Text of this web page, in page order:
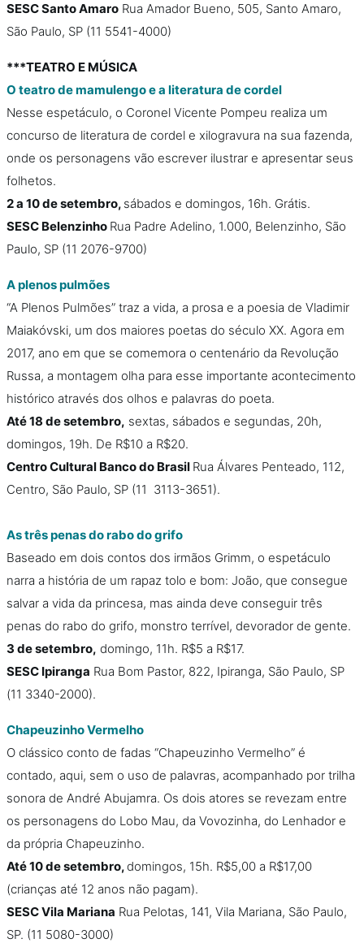
SESC Santo Amaro Rua Amador Bueno, 505, Santo Amaro,
São Paulo, SP (11 5541-4000)
***TEATRO E MÚSICA
O teatro de mamulengo e a literatura de cordel
Nesse espetáculo, o Coronel Vicente Pompeu realiza um
concurso de literatura de cordel e xilogravura na sua fazenda,
onde os personagens vão escrever ilustrar e apresentar seus
folhetos.
2 a 10 de setembro, sábados e domingos, 16h. Grátis.
SESC Belenzinho Rua Padre Adelino, 1.000, Belenzinho, São
Paulo, SP (11 2076-9700)
A plenos pulmões
“A Plenos Pulmões” traz a vida, a prosa e a poesia de Vladimir
Maiakóvski, um dos maiores poetas do século XX. Agora em
2017, ano em que se comemora o centenário da Revolução
Russa, a montagem olha para esse importante acontecimento
histórico através dos olhos e palavras do poeta.
Até 18 de setembro, sextas, sábados e segundas, 20h,
domingos, 19h. De R$10 a R$20.
Centro Cultural Banco do Brasil Rua Álvares Penteado, 112,
Centro, São Paulo, SP (11 3113-3651).
As três penas do rabo do grifo
Baseado em dois contos dos irmãos Grimm, o espetáculo
narra a história de um rapaz tolo e bom: João, que consegue
salvar a vida da princesa, mas ainda deve conseguir três
penas do rabo do grifo, monstro terrível, devorador de gente.
3 de setembro, domingo, 11h. R$5 a R$17.
SESC Ipiranga Rua Bom Pastor, 822, Ipiranga, São Paulo, SP
(11 3340-2000).
Chapeuzinho Vermelho
O clássico conto de fadas “Chapeuzinho Vermelho” é
contado, aqui, sem o uso de palavras, acompanhado por trilha
sonora de André Abujamra. Os dois atores se revezam entre
os personagens do Lobo Mau, da Vovozinha, do Lenhador e
da própria Chapeuzinho.
Até 10 de setembro,domingos, 15h. R$5,00 a R$17,00
(crianças até 12 anos não pagam).
SESC Vila Mariana Rua Pelotas, 141, Vila Mariana, São Paulo,
SP. (11 5080-3000)